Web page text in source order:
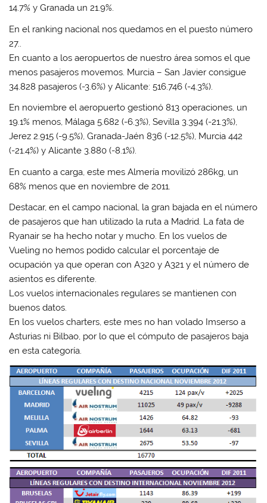
14.7% y Granada un 21.9%.
En el ranking nacional nos quedamos en el puesto número
27..
En cuanto a losaeropuertos de nuestro área somos el que
menos pasajeros movemos. Murcia – San Javier consigue
34.828 pasajeros (-3.6%) y Alicante: 516.746 (-4.3%).
En noviembre el aeropuerto gestionó 813 operaciones, un
19.1% menos, Málaga 5.682 (-6.3%), Sevilla 3.394 (-21.3%),
Jerez 2.915 (-9.5%), Granada-Jaén 836 (-12.5%), Murcia 442
(-21.4%) y Alicante 3.880 (-8.1%).
En cuanto a carga, este mes Almería movilizó 286kg, un
68% menos que en noviembre de 2011.
Destacar, en el campo nacional, la gran bajada en el número
de pasajeros que han utilizado la ruta a Madrid. La fata de
Ryanair se ha hecho notar y mucho. En los vuelos de
Vueling no hemos podido calcular el porcentaje de
ocupación ya que operan con A320 y A321 y el número de
asientos es diferente.
Los vuelos internacionales regulares se mantienen con
buenos datos.
En los vuelos charters, este mes no han volado Imserso a
Asturias ni Bilbao, por lo que el cómputo de pasajeros baja
en esta categoría.